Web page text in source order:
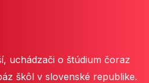
uchádzači o štúdium čoraz
škôl v slovenské republike.